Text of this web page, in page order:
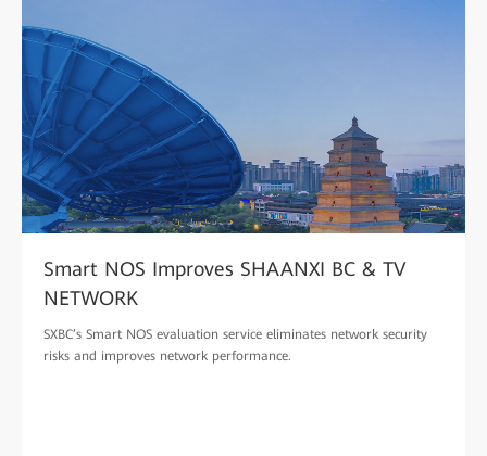
Smart NOS Improves SHAANXI BC & TV
NETWORK
SXBC’s Smart NOS evaluation service eliminates network security
risks and improves network performance.